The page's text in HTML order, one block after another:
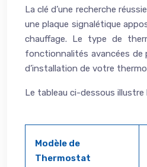
La clé d’une recherche
une plaque signalétique
chauffage. Le type de
fonctionnalités avancées de
d’installation de votre
Le tableau ci-dessous
Modèle de
Thermostat